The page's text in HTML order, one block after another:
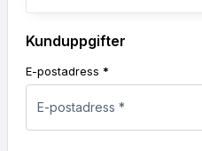
Kunduppgifter
E-postadress *